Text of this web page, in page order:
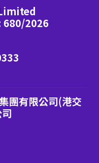
680/2026
團有限公司(港交